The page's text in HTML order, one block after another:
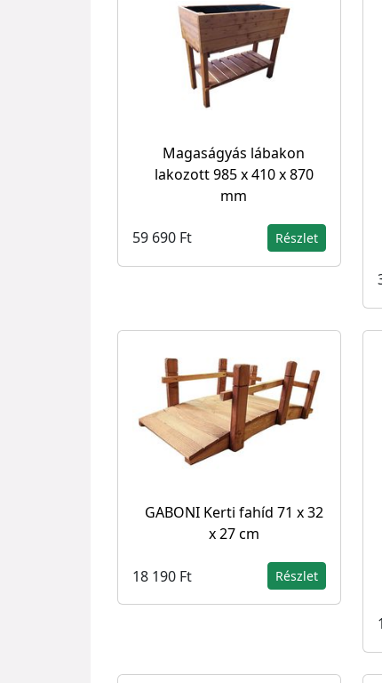
Magaságyás lábakon
lakozott 985 x 410 x 870
mm
59 690 Ft Részlet
GABONI Kerti fahíd 71 x 32
x 27 cm
18 190 Ft Részlet